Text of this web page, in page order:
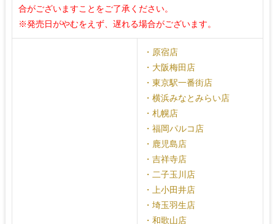
合がございますことをご了承ください。
※発売日がやむをえず、遅れる場合がございます。
・原宿店
・大阪梅田店
・東京駅一番街店
・横浜みなとみらい店
・札幌店
・福岡パルコ店
・鹿児島店
・吉祥寺店
・二子玉川店
・上小田井店
・埼玉羽生店
・和歌山店